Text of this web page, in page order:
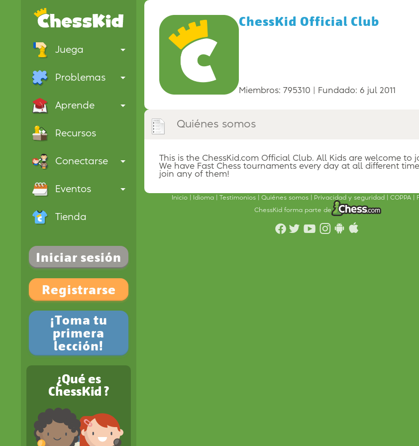
Juega
Problemas
Aprende
Recursos
Conectarse
Eventos
Tienda
Iniciar sesión
Registrarse
¡Toma tu
primera
lección!
¿Qué es
ChessKid ?
ChessKid Official Club
Miembros: 795310 Fundado: 6 jul 2011
Quiénes somos
This is the ChessKid.com Official Club. All Kids are welcome to
We have Fast Chess tournaments every day at all different
join any of them!
Inicio Idioma Testimonios Quiénes somos Privacidad y seguridad COPPA
ChessKid forma parte de